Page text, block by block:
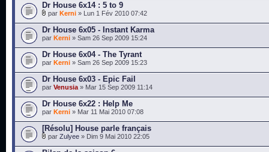
Dr House 6x14 : 5 to 9
par Kerni » Lun 1 Fév 2010 07:42
Dr House 6x05 - Instant Karma
par Kerni » Sam 26 Sep 2009 15:24
Dr House 6x04 - The Tyrant
par Kerni » Sam 26 Sep 2009 15:23
Dr House 6x03 - Epic Fail
par Venusia » Mar 15 Sep 2009 11:14
Dr House 6x22 : Help Me
par Kerni » Mar 11 Mai 2010 07:08
[Résolu] House parle français
par Zulyee » Dim 9 Mai 2010 22:05